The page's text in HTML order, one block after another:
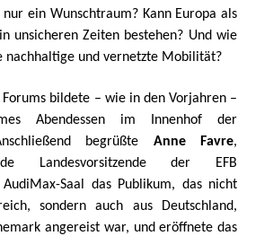
ein Wunschtraum? Kann Europa als
unsicheren Zeiten bestehen? Und wie
nachhaltige und vernetzte Mobilität?
Forums bildete – wie in den Vorjahren –
Abendessen im Innenhof der
begrüßte Anne Favre,
Landesvorsitzende der EFB
Saal das Publikum, das nicht
sondern auch aus Deutschland,
angereist war, und eröffnete das